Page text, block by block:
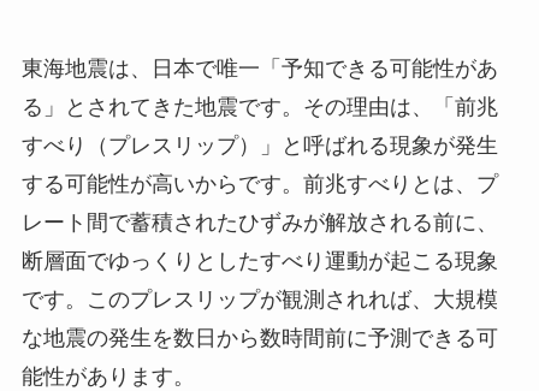
東海地震は、日本で唯一「予知できる可能性があ
る」とされてきた地震です。その理由は、「前兆
すべり（プレスリップ）」と呼ばれる現象が発生
する可能性が高いからです。前兆すべりとは、プ
レート間で蓄積されたひずみが解放される前に、
断層面でゆっくりとしたすべり運動が起こる現象
です。このプレスリップが観測されれば、大規模
な地震の発生を数日から数時間前に予測できる可
能性があります。